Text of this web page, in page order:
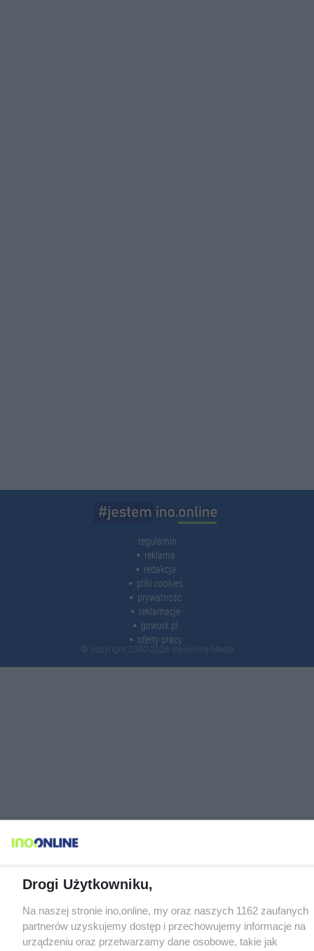
regulamin
reklama
redakcja
pliki cookies
prywatność
reklamacje
gowork.pl
oferty pracy
© copyright 2000-2026 Ino-online Media
Drogi Użytkowniku,
Na naszej stronie ino.online, my oraz naszych 1162 zaufanych
partnerów uzyskujemy dostęp i przechowujemy informacje na
urządzeniu oraz przetwarzamy dane osobowe, takie jak